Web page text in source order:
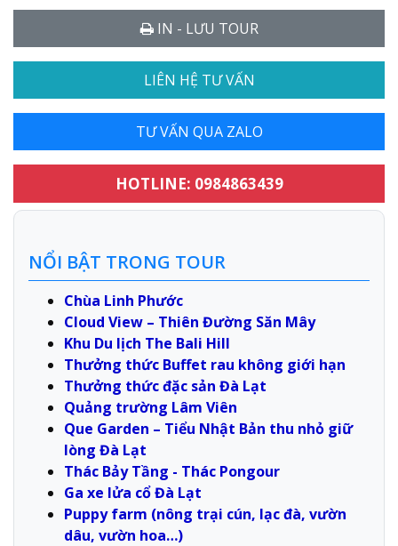
IN - LƯU TOUR
LIÊN HỆ TƯ VẤN
TƯ VẤN QUA ZALO
HOTLINE: 0984863439
NỔI BẬT TRONG TOUR
Chùa Linh Phước
Cloud View – Thiên Đường Săn Mây
Khu Du lịch The Bali Hill
Thưởng thức Buffet rau không giới hạn
Thưởng thức đặc sản Đà Lạt
Quảng trường Lâm Viên
Que Garden – Tiểu Nhật Bản thu nhỏ giữ
lòng Đà Lạt
Thác Bảy Tầng - Thác Pongour
Ga xe lửa cổ Đà Lạt
Puppy farm (nông trại cún, lạc đà, vườn
dâu, vườn hoa…)